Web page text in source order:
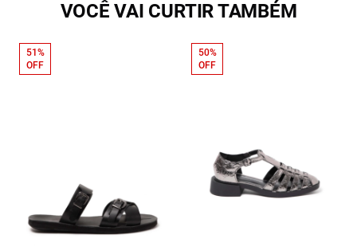
VOCÊ VAI CURTIR TAMBÉM
51%
OFF
50%
OFF